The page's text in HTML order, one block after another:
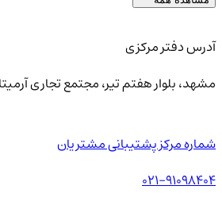
آدرس دفتر مرکزی
مشهد، بلوار هفتم تیر، مجتمع تجاری آرمیتاژ
شماره مرکز پشتیبانی مشتریان
021-91098404